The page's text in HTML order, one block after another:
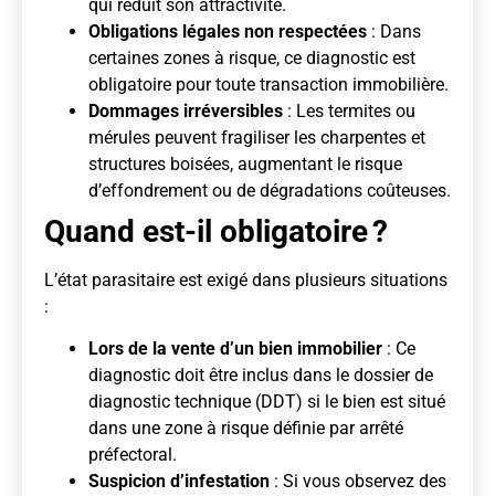
qui réduit son attractivité.
Obligations légales non respectées : Dans
certaines zones à risque, ce diagnostic est
obligatoire pour toute transaction immobilière.
Dommages irréversibles : Les termites ou
mérules peuvent fragiliser les charpentes et
structures boisées, augmentant le risque
d’effondrement ou de dégradations coûteuses.
Quand est-il obligatoire ?
L’état parasitaire est exigé dans plusieurs situations
:
Lors de la vente d’un bien immobilier : Ce
diagnostic doit être inclus dans le dossier de
diagnostic technique (DDT) si le bien est situé
dans une zone à risque définie par arrêté
préfectoral.
Suspicion d’infestation : Si vous observez des